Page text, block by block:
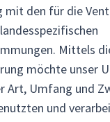
den für die
Mittels
möchte unser
Art, Umfang und
und